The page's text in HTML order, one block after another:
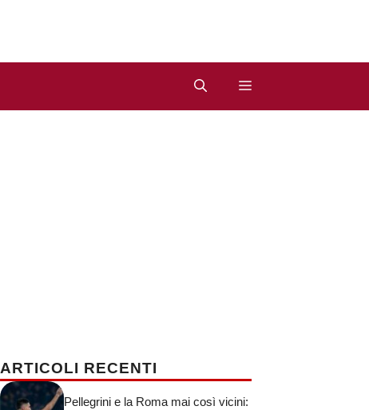
ARTICOLI RECENTI
Pellegrini e la Roma mai così vicini: